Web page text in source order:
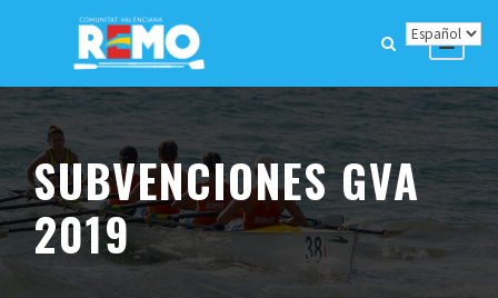
SUBVENCIONES GVA
2019